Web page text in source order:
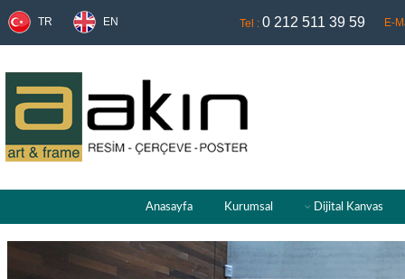
TR EN Tel : 0 212 511 39 59 E-
Anasayfa Kurumsal Dijital Kanvas